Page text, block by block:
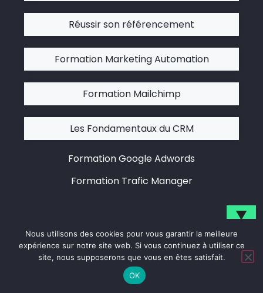
Réussir son référencement
Formation Marketing Automation
Formation Mailchimp
Les Fondamentaux du CRM
Formation Google Adwords
Formation Trafic Manager
Formations ERP / Finance
▼
Inscrivez-vous pour suivre notre actualité.
Nous utilisons des cookies pour vous garantir la meilleure
expérience sur notre site web. Si vous continuez à utiliser ce
site, nous supposerons que vous en êtes satisfait.
OK